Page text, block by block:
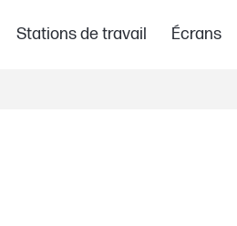
Stations de travail Écrans